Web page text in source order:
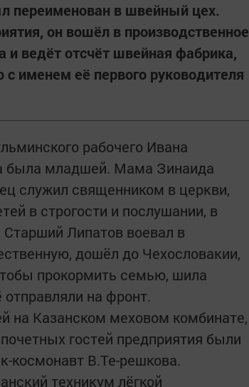
переименован в швейный цех.
он вошёл в производственное
ведёт отсчёт швейная фабрика,
с именем её первого руководителя
рабочего Ивана
была младшей. Мама Зинаида
служил священником в церкви,
в строгости и послушании, в
Липатов воевал в
дошёл до Чехословакии,
прокормить семью, шила
на фронт.
на Казанском меховом комбинате,
гостей предприятия были
космонавт В.Те-решкова.
техникум лёгкой